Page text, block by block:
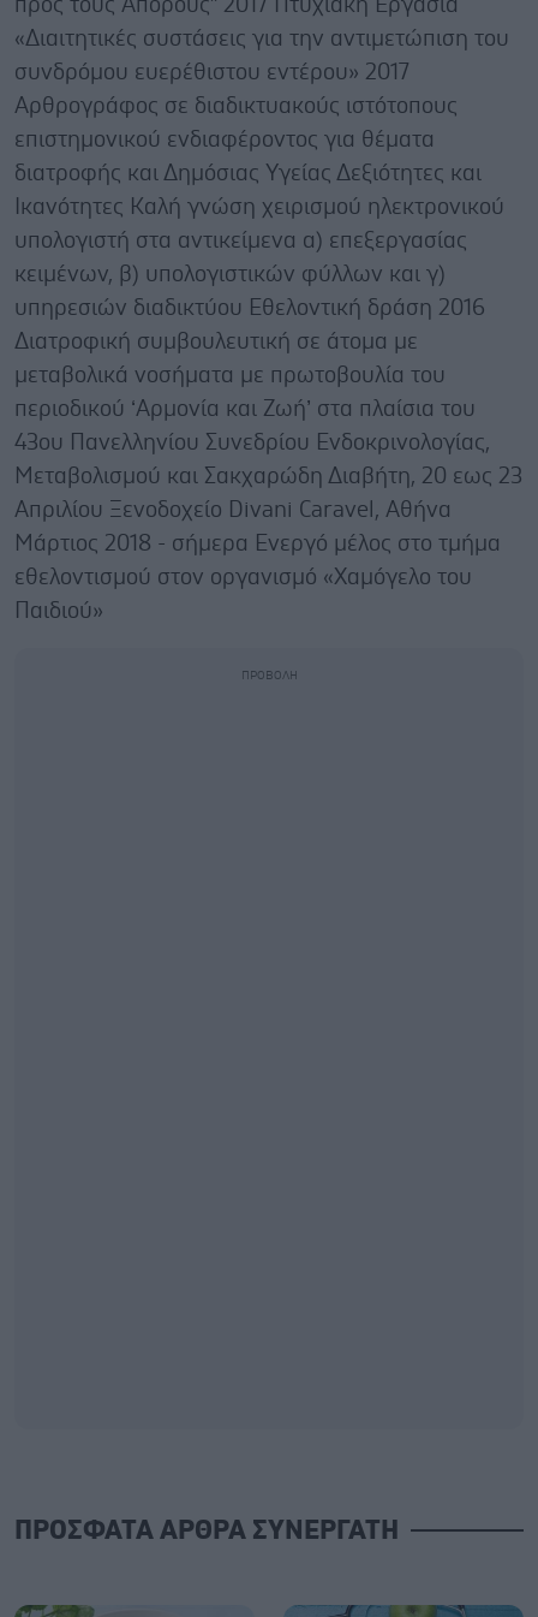
προς τους Άπορους” 2017 Πτυχιακή Εργασία
«Διαιτητικές συστάσεις για την αντιμετώπιση του
συνδρόμου ευερέθιστου εντέρου» 2017
Αρθρογράφος σε διαδικτυακούς ιστότοπους
επιστημονικού ενδιαφέροντος για θέματα
διατροφής και Δημόσιας Υγείας Δεξιότητες και
Ικανότητες Καλή γνώση χειρισμού ηλεκτρονικού
υπολογιστή στα αντικείμενα α) επεξεργασίας
κειμένων, β) υπολογιστικών φύλλων και γ)
υπηρεσιών διαδικτύου Εθελοντική δράση 2016
Διατροφική συμβουλευτική σε άτομα με
μεταβολικά νοσήματα με πρωτοβουλία του
περιοδικού ‘Αρμονία και Ζωή’ στα πλαίσια του
43ου Πανελληνίου Συνεδρίου Ενδοκρινολογίας,
Μεταβολισμού και Σακχαρώδη Διαβήτη, 20 εως 23
Απριλίου Ξενοδοχείο Divani Caravel, Αθήνα
Μάρτιος 2018 - σήμερα Ενεργό μέλος στο τμήμα
εθελοντισμού στον οργανισμό «Χαμόγελο του
Παιδιού»
ΠΡΟΣΦΑΤΑ ΑΡΘΡΑ ΣΥΝΕΡΓΑΤΗ